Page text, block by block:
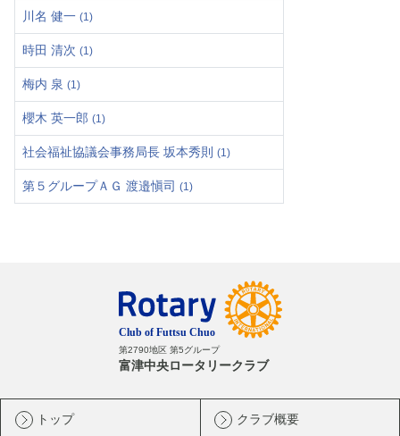
川名 健一 (1)
時田 清次 (1)
梅内 泉 (1)
櫻木 英一郎 (1)
社会福祉協議会事務局長 坂本秀則 (1)
第５グループＡＧ 渡邉愼司 (1)
第2790地区 第5グループ
富津中央ロータリークラブ
トップ クラブ概要